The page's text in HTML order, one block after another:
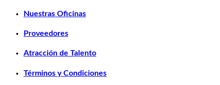
Nuestras Oficinas
Proveedores
Atracción de Talento
Términos y Condiciones